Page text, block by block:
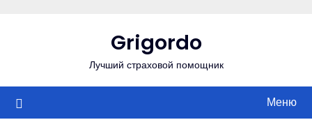
Grigordo
Лучший страховой помощник
Меню